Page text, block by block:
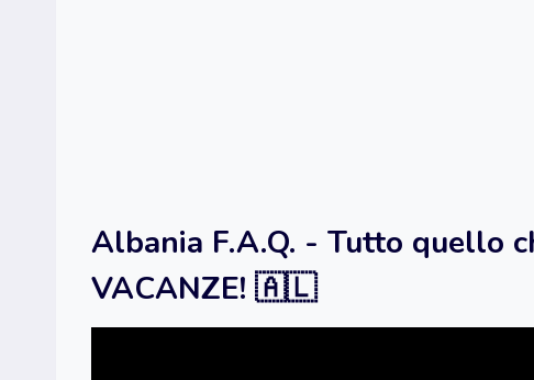
Albania F.A.Q. - Tutto quello
VACANZE! 🇦🇱